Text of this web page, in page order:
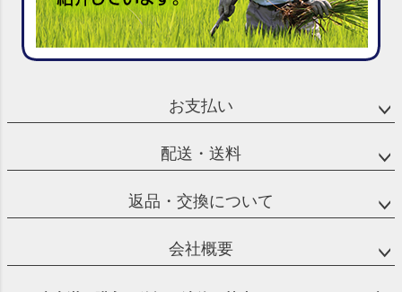
お支払い
配送・送料
返品・交換について
会社概要